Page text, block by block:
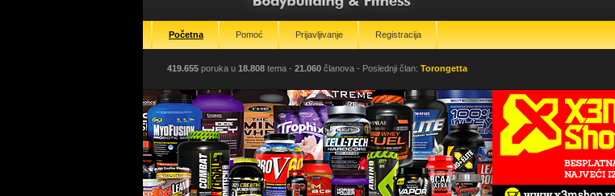
Početna Pomoć Prijavljivanje Registracija
419.655 poruka u 18.808 tema - 21.060 članova - Poslednji član: Torongetta